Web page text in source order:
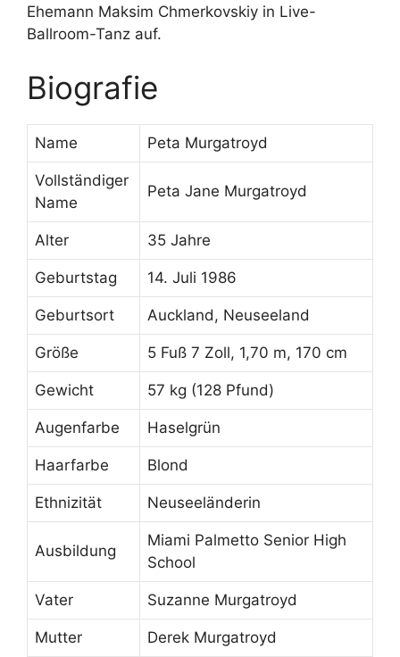
Ehemann Maksim Chmerkovskiy in Live-
Ballroom-Tanz auf.
Biografie
Name Peta Murgatroyd
Vollständiger
Name
Peta Jane Murgatroyd
Alter 35 Jahre
Geburtstag 14. Juli 1986
Geburtsort Auckland, Neuseeland
Größe 5 Fuß 7 Zoll, 1,70 m, 170 cm
Gewicht 57 kg (128 Pfund)
Augenfarbe Haselgrün
Haarfarbe Blond
Ethnizität Neuseeländerin
Ausbildung
Miami Palmetto Senior High
School
Vater Suzanne Murgatroyd
Mutter Derek Murgatroyd